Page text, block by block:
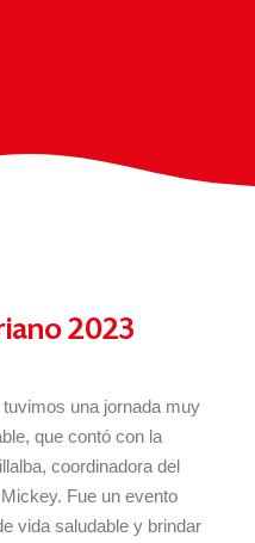
2023
una jornada muy
que contó con la
coordinadora del
Fue un evento
vida saludable y brindar